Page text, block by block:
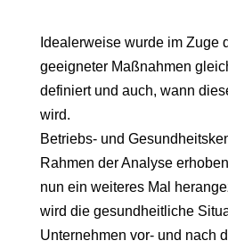
Idealerweise wurde im Zuge
geeigneter Maßnahmen
definiert und auch, wann
wird.
Betriebs- und
Rahmen der Analyse
nun ein weiteres Mal
wird die gesundheitliche
Unternehmen vor- und nach